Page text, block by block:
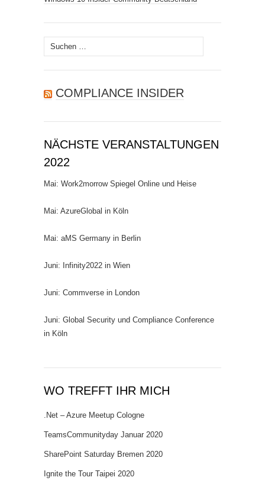
Suchen
nach:
COMPLIANCE INSIDER
NÄCHSTE VERANSTALTUNGEN
2022
Mai: Work2morrow Spiegel Online und Heise
Mai: AzureGlobal in Köln
Mai: aMS Germany in Berlin
Juni: Infinity2022 in Wien
Juni: Commverse in London
Juni: Global Security und Compliance Conference
in Köln
WO TREFFT IHR MICH
.Net – Azure Meetup Cologne
TeamsCommunityday Januar 2020
SharePoint Saturday Bremen 2020
Ignite the Tour Taipei 2020